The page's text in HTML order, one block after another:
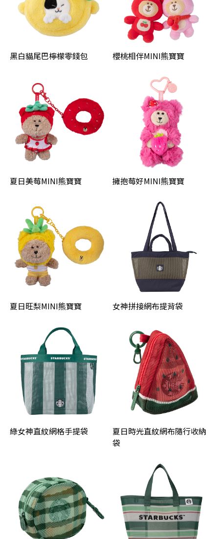
黑白貓尾巴檸檬零錢包 櫻桃相伴MINI熊寶寶
夏日美莓MINI熊寶寶 擁抱莓好MINI熊寶寶
夏日旺梨MINI熊寶寶 女神拼接網布提背袋
綠女神直紋網格手提袋
夏日時光直紋網布隨行收納
袋